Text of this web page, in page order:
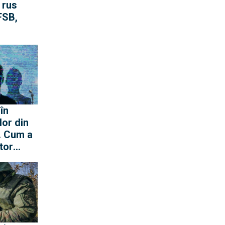
din
a
lui